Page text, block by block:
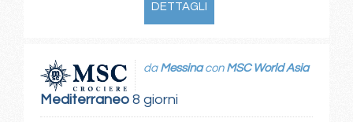
DETTAGLI
Mediterraneo8 giorni
da Messinacon MSC World Asia